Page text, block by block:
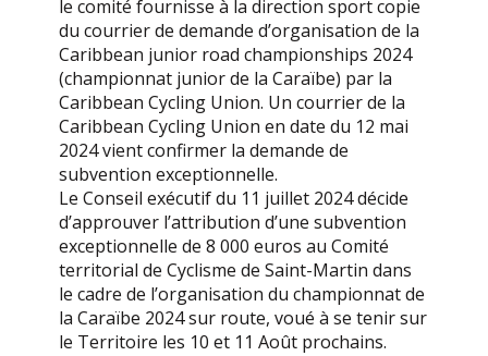
le comité fournisse à la direction sport copie
du courrier de demande d’organisation de la
Caribbean junior road championships 2024
(championnat junior de la Caraïbe) par la
Caribbean Cycling Union. Un courrier de la
Caribbean Cycling Union en date du 12 mai
2024 vient confirmer la demande de
subvention exceptionnelle.
Le Conseil exécutif du 11 juillet 2024 décide
d’approuver l’attribution d’une subvention
exceptionnelle de 8 000 euros au Comité
territorial de Cyclisme de Saint-Martin dans
le cadre de l’organisation du championnat de
la Caraïbe 2024 sur route, voué à se tenir sur
le Territoire les 10 et 11 Août prochains.